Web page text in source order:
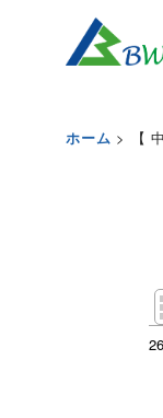
ホーム > 【
26